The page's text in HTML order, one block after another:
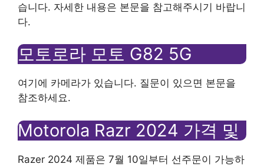
습니다. 자세한 내용은 본문을 참고해주시기 바랍니
다.
모토로라 모토 G82 5G
여기에 카메라가 있습니다. 질문이 있으면 본문을
참조하세요.
Motorola Razr 2024 가격 및
Razer 2024 제품은 7월 10일부터 선주문이 가능하